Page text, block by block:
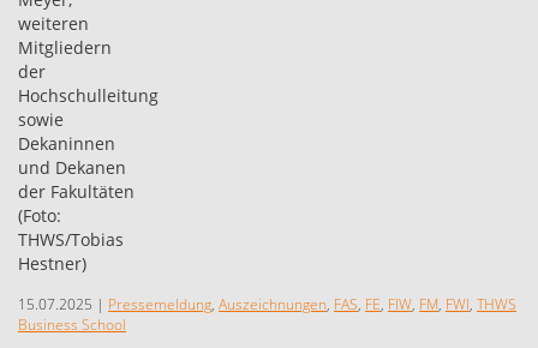
15.07.2025 | Pressemeldung, Auszeichnungen, FAS, FE, FIW, FM, FWI, THWS
Business School